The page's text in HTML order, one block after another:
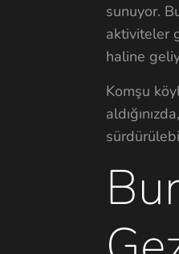
sunuyor.
aktiviteler
haline
Komşu